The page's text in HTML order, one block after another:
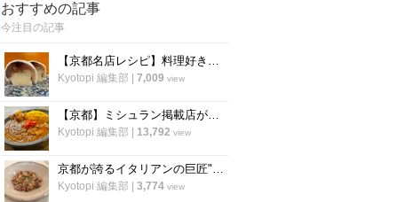
おすすめの記事
今注目の記事
【京都名店レシピ】料理好き必見！京名物の鯖寿司を自宅でつくる！「酒房わかば」
Kyotopi 編集部 7,009 view
【京都】ミシュラン掲載店がスパイスカレーのレシピ公開！カレー専門店「カレープラント」スパイスカレーのレシピ公開！
Kyotopi 編集部 13,792 view
京都が誇るイタリアンの巨匠"笹島シェフ"の料理動画第二弾！今度はリゾット！
Kyotopi 編集部 3,774 view